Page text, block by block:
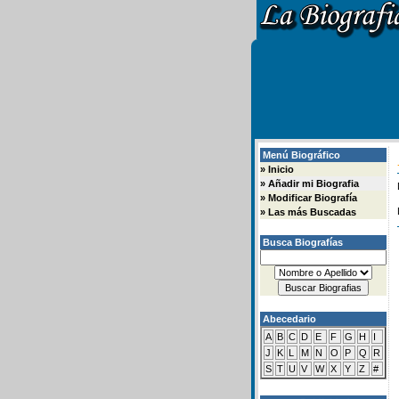
Menú Biográfico
» Inicio
» Añadir mi Biografia
» Modificar Biografía
» Las más Buscadas
Busca Biografías
Abecedario
A B C D E F G H
I
J
K L M N O P Q
R
S T U V W X Y Z #